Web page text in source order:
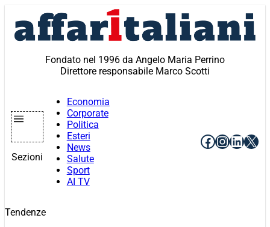
contenuto
Fondato nel 1996 da Angelo Maria Perrino
Direttore responsabile Marco Scotti
Sezioni
Economia
Corporate
Politica
Esteri
News
Salute
Sport
AI TV
Facebook
X
Tendenze